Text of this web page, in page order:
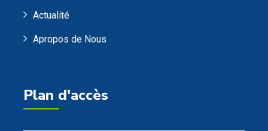
Actualité
Apropos de Nous
Plan d'accès